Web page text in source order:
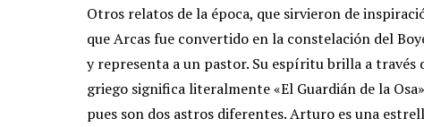
Otros relatos de la época, que sirvieron de
que Arcas fue convertido en la constelación del
y representa a un pastor. Su espíritu brilla a
griego significa literalmente «El Guardián de la
pues son dos astros diferentes. Arturo es una